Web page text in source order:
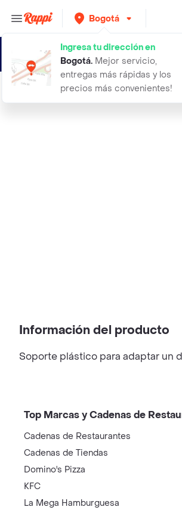
Bogotá
Ingresa tu dirección en
Bogotá. Mejor servicio,
entregas más rápidas y los
precios más convenientes!
adaptador de disco duro ssd o hdd 2
Información del producto
Soporte plástico para adaptar un
Top Marcas y Cadenas de
Cadenas de Restaurantes
Cadenas de Tiendas
Domino's Pizza
KFC
La Mega Hamburguesa